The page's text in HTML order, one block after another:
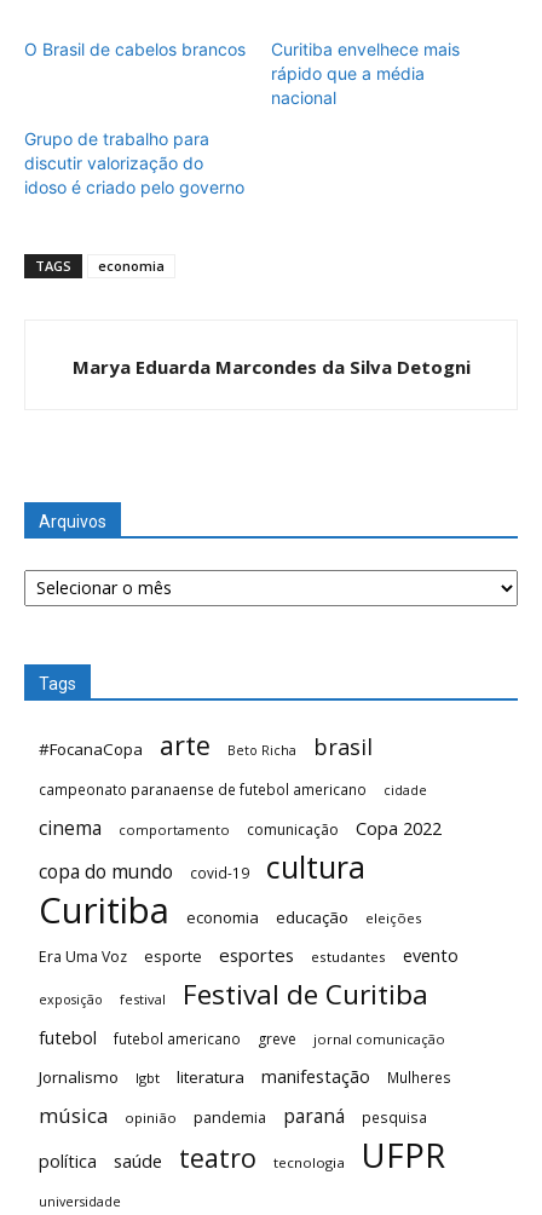
O Brasil de cabelos brancos
Curitiba envelhece mais
rápido que a média
nacional
Grupo de trabalho para
discutir valorização do
idoso é criado pelo governo
TAGS economia
Marya Eduarda Marcondes da Silva Detogni
Arquivos
Arquivos
Tags
#FocanaCopa arte Beto Richa brasil
campeonato paranaense de futebol americano cidade
cinema comportamento comunicação Copa 2022
copa do mundo covid-19 cultura
Curitiba economia educação eleições
Era Uma Voz esporte esportes estudantes evento
exposição festival Festival de Curitiba
futebol futebol americano greve jornal comunicação
Jornalismo lgbt literatura manifestação Mulheres
música opinião pandemia paraná pesquisa
política saúde teatro tecnologia UFPR
universidade